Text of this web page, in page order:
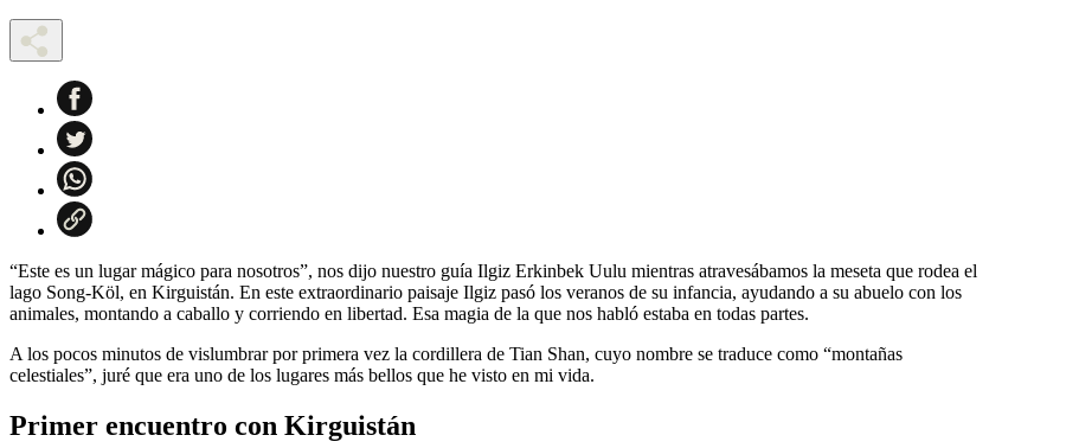
“Este es un lugar mágico para nosotros”, nos dijo nuestro guía Ilgiz Erkinbek Uulu mientras atravesábamos la meseta que rodea el
lago Song-Köl, en Kirguistán. En este extraordinario paisaje Ilgiz pasó los veranos de su infancia, ayudando a su abuelo con los
animales, montando a caballo y corriendo en libertad. Esa magia de la que nos habló estaba en todas partes.
A los pocos minutos de vislumbrar por primera vez la cordillera de Tian Shan, cuyo nombre se traduce como “montañas
celestiales”, juré que era uno de los lugares más bellos que he visto en mi vida.
Primer encuentro con Kirguistán